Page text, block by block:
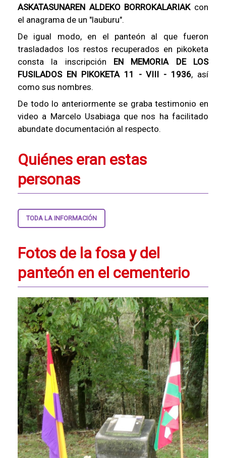
ASKATASUNAREN ALDEKO BORROKALARIAKcon
el anagrama de un "lauburu".
De igual modo, en el panteón al que fueron
trasladados los restos recuperados en pikoketa
consta la inscripción EN MEMORIA DE LOS
FUSILADOS EN PIKOKETA 11 - VIII - 1936, así
como sus nombres.
De todo lo anteriormente se graba testimonio en
video a Marcelo Usabiaga que nos ha facilitado
abundate documentación al respecto.
Quiénes eran estas
personas
TODA LA INFORMACIÓN
Fotos de la fosa y del
panteón en el cementerio